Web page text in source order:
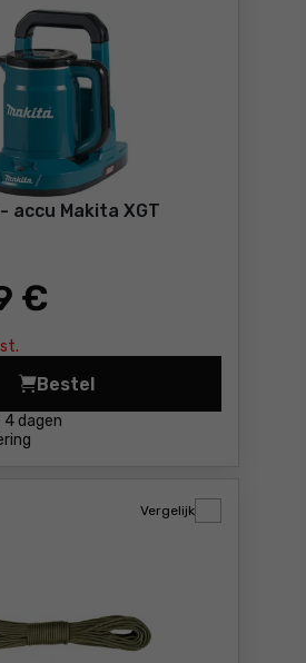
accu Makita XGT
€
4 dagen
Bestel
Waterkoker - accu Makita
Vergelijk